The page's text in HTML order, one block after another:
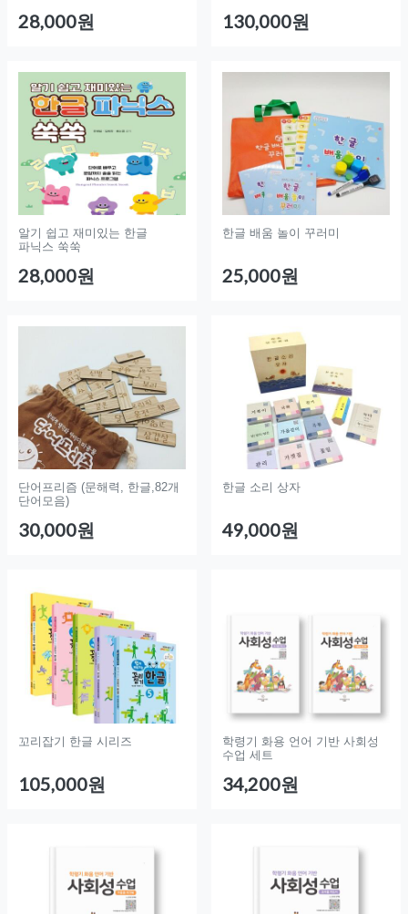
28,000원 130,000원
알기 쉽고 재미있는 한글
파닉스 쑥쑥
28,000원
한글 배움 놀이 꾸러미
25,000원
단어프리즘 (문해력, 한글,82개
단어모음)
30,000원
한글 소리 상자
49,000원
꼬리잡기 한글 시리즈
105,000원
학령기 화용 언어 기반 사회성
수업 세트
34,200원